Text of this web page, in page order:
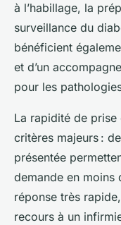
à l’habillage, la
surveillance du
bénéficient
et d’un
pour les
La rapidité de
critères majeurs :
présentée
demande en moins
réponse très
recours à un